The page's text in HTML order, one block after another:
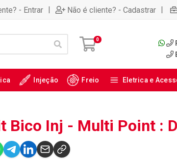
- Entrar | Não é cliente? - Cadastrar |
0
Injeção Freio Eletrica e
Bico Inj - Multi Point :